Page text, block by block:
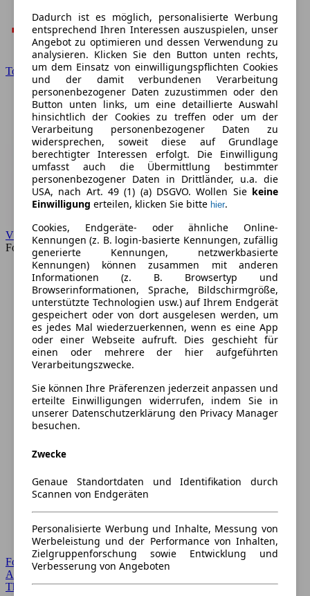
Toyota
VW
Forum
Forum Startseite
Alle Auto-Foren
Themen-Forum
Dadurch ist es möglich, personalisierte Werbung
entsprechend Ihren Interessen auszuspielen, unser
Angebot zu optimieren und dessen Verwendung zu
analysieren. Klicken Sie den Button unten rechts,
um dem Einsatz von einwilligungspflichten Cookies
und der damit verbundenen Verarbeitung
personenbezogener Daten zuzustimmen oder den
Button unten links, um eine detaillierte Auswahl
hinsichtlich der Cookies zu treffen oder um der
Verarbeitung personenbezogener Daten zu
widersprechen, soweit diese auf Grundlage
berechtigter Interessen erfolgt. Die Einwilligung
umfasst auch die Übermittlung bestimmter
personenbezogener Daten in Drittländer, u.a. die
USA, nach Art. 49 (1) (a) DSGVO. Wollen Sie keine
Einwilligung erteilen, klicken Sie bitte hier.
Cookies, Endgeräte- oder ähnliche Online-
Kennungen (z. B. login-basierte Kennungen, zufällig
generierte Kennungen, netzwerkbasierte
Kennungen) können zusammen mit anderen
Informationen (z. B. Browsertyp und
Browserinformationen, Sprache, Bildschirmgröße,
unterstützte Technologien usw.) auf Ihrem Endgerät
gespeichert oder von dort ausgelesen werden, um
es jedes Mal wiederzuerkennen, wenn es eine App
oder einer Webseite aufruft. Dies geschieht für
einen oder mehrere der hier aufgeführten
Verarbeitungszwecke.
Sie können Ihre Präferenzen jederzeit anpassen und
erteilte Einwilligungen widerrufen, indem Sie in
unserer Datenschutzerklärung den Privacy Manager
besuchen.
Zwecke
Genaue Standortdaten und Identifikation durch
Scannen von Endgeräten
Personalisierte Werbung und Inhalte, Messung von
Werbeleistung und der Performance von Inhalten,
Zielgruppenforschung sowie Entwicklung und
Verbesserung von Angeboten